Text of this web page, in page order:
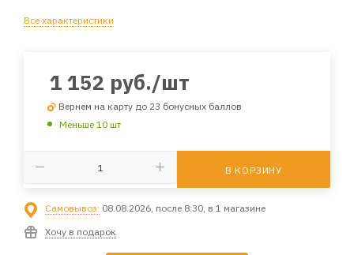
Все характеристики
1 152 руб./шт
Вернем на карту до 23 бонусных баллов
Меньше 10 шт
В КОРЗИНУ
Самовывоз: 08.08.2026, после 8:30, в 1 магазине
Хочу в подарок